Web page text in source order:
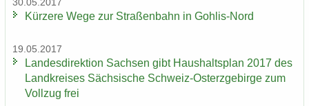
30.05.2017
Kür­ze­re Wege zur Stra­ßen­bahn in Gohlis-​Nord
19.05.2017
Lan­des­di­rek­ti­on Sach­sen gibt Haus­halts­plan 2017 des
Land­krei­ses Säch­si­sche Schweiz-​Osterzgebirge zum
Voll­zug frei